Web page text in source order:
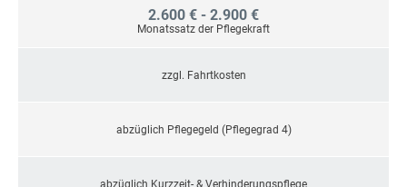
2.600 € - 2.900 €
Monatssatz der Pflegekraft
zzgl. Fahrtkosten
abzüglich Pflegegeld (Pflegegrad 4)
abzüglich Kurzzeit- & Verhinderungspflege